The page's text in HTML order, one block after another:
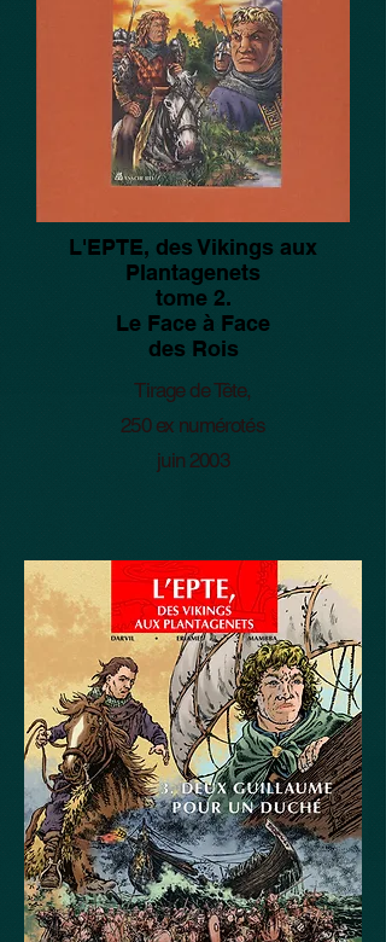
L'EPTE, des Vikings aux
Plantagenets
tome 2.
Le Face à Face
des Rois
Tirage de Tête,
250 ex numérotés
juin 2003